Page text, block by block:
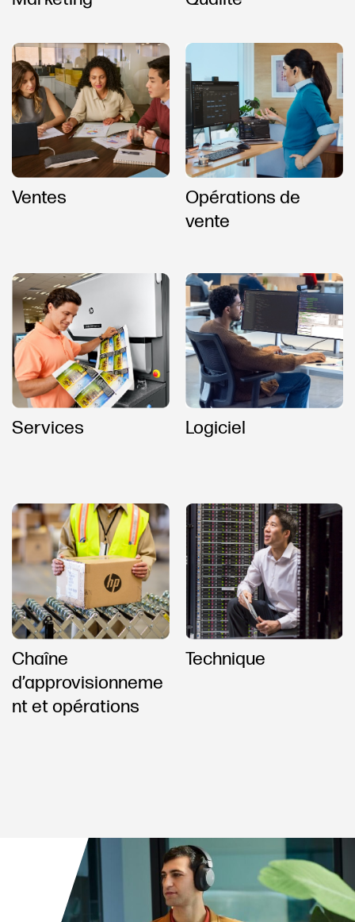
Ventes
Opérations de
vente
Services Logiciel
Chaîne
d’approvisionneme
nt et opérations
Technique